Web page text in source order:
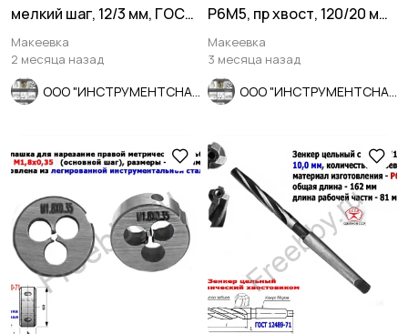
мелкий шаг, 12/3 мм, ГОСТ
7740-71, сделано в СССР
Макеевка
2 месяца назад
Р6М5, пр хвост, 120/20 мм,
осн шаг, 2640-0053,
СССР.
Макеевка
3 месяца назад